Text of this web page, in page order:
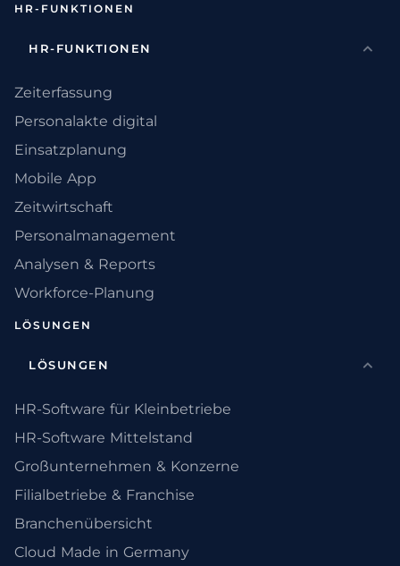
HR-FUNKTIONEN
HR-FUNKTIONEN
Zeiterfassung
Personalakte digital
Einsatzplanung
Mobile App
Zeitwirtschaft
Personalmanagement
Analysen & Reports
Workforce-Planung
LÖSUNGEN
LÖSUNGEN
HR-Software für Kleinbetriebe
HR-Software Mittelstand
Großunternehmen & Konzerne
Filialbetriebe & Franchise
Branchenübersicht
Cloud Made in Germany